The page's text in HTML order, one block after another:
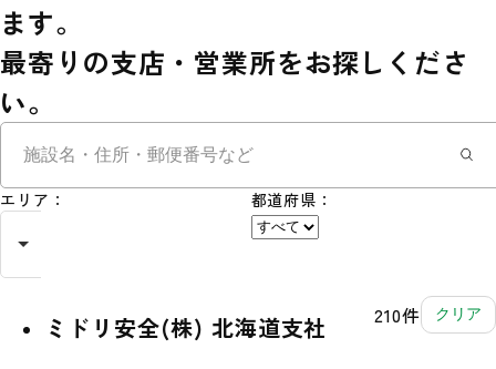
ます。
最寄りの支店・営業所をお探しくださ
い。
エリア： 都道府県：
210件 クリア
ミドリ安全(株) 北海道支社